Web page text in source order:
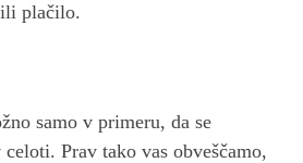
plačilo.
samo v primeru, da se
Prav tako vas obveščamo,